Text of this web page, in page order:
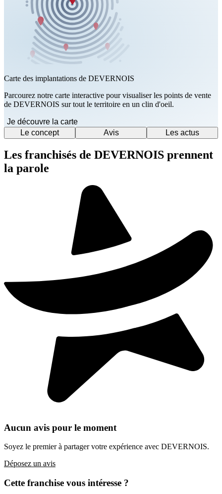
Carte des implantations de DEVERNOIS
Parcourez notre carte interactive pour visualiser les points de vente
de DEVERNOIS sur tout le territoire en un clin d'oeil.
Je découvre la carte
Le concept
Avis Les actus
Les franchisés de DEVERNOIS prennent
la parole
Aucun avis pour le moment
Soyez le premier à partager votre expérience avec DEVERNOIS.
Déposez un avis
Cette franchise vous intéresse ?